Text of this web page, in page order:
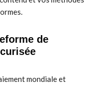
de
mondiale et